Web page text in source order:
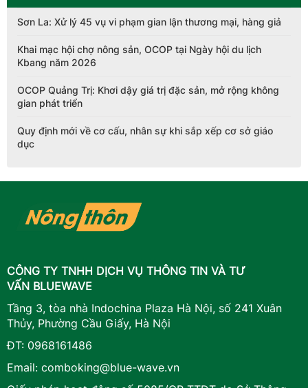
Sơn La: Xử lý 45 vụ vi phạm gian lận thương mại, hàng giả
Khai mạc hội chợ nông sản, OCOP tại Ngày hội du lịch
Kbang năm 2026
OCOP Quảng Trị: Khơi dậy giá trị đặc sản, mở rộng không
gian phát triển
Quy định mới về cơ cấu, nhân sự khi sắp xếp cơ sở giáo
dục
CÔNG TY TNHH DỊCH VỤ THÔNG TIN VÀ TƯ
VẤN BLUEWAVE
Tầng 3, tòa nhà Indochina Plaza Hà Nội, số 241 Xuân
Thủy, Phường Cầu Giấy, Hà Nội
ĐT: 0968161486
Email: comboking@blue-wave.vn